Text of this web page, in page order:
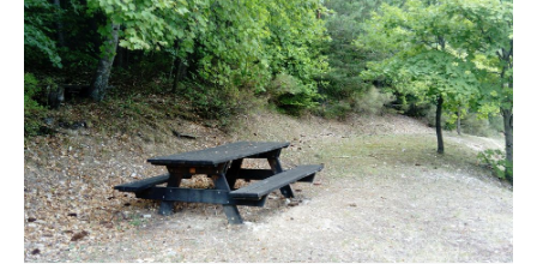
Un tavolo ai margini della strada forestale, di fronte al gîte
Roncharel.